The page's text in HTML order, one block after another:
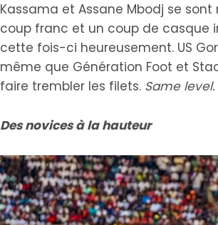
Kassama et Assane Mbodj se
coup franc et un coup de casque
cette fois-ci heureusement. US
même que Génération Foot et
faire trembler les filets. Same level.
Des novices à la hauteur